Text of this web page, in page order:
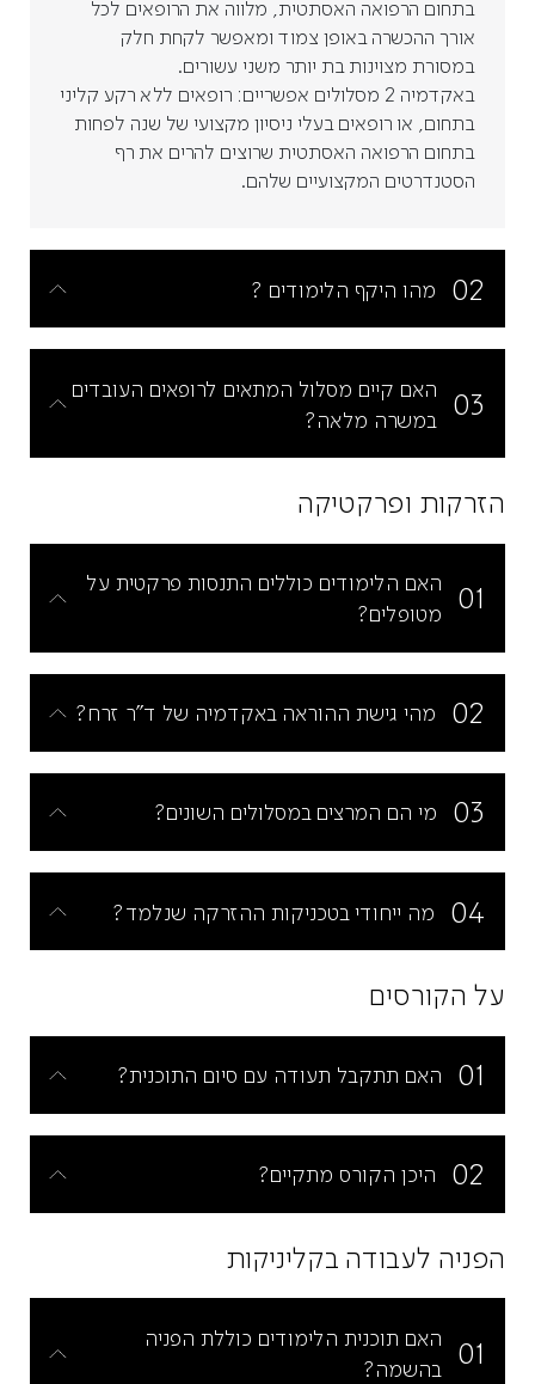
בתחום הרפואה האסתטית, מלווה את הרופאים לכל
אורך ההכשרה באופן צמוד ומאפשר לקחת חלק
במסורת מצוינות בת יותר משני עשורים.
באקדמיה 2 מסלולים אפשריים: רופאים ללא רקע קליני
בתחום, או רופאים בעלי ניסיון מקצועי של שנה לפחות
בתחום הרפואה האסתטית שרוצים להרים את רף
הסטנדרטים המקצועיים שלהם.
02 מהו היקף הלימודים ?
03
האם קיים מסלול המתאים לרופאים העובדים
במשרה מלאה?
הזרקות ופרקטיקה
01
האם הלימודים כוללים התנסות פרקטית על
מטופלים?
02 מהי גישת ההוראה באקדמיה של ד"ר זרח?
03 מי הם המרצים במסלולים השונים?
04 מה ייחודי בטכניקות ההזרקה שנלמד?
על הקורסים
01 האם תתקבל תעודה עם סיום התוכנית?
02 היכן הקורס מתקיים?
הפניה לעבודה בקליניקות
01
האם תוכנית הלימודים כוללת הפניה
בהשמה?